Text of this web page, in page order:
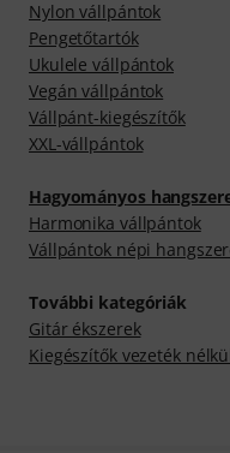
Nylon vállpántok
Pengetőtartók
Ukulele vállpántok
Vegán vállpántok
Vállpánt-kiegészítők
XXL-vállpántok
Hagyományos
Harmonika vállpántok
Vállpántok népi
További kategóriák
Gitár ékszerek
Kiegészítők vezeték